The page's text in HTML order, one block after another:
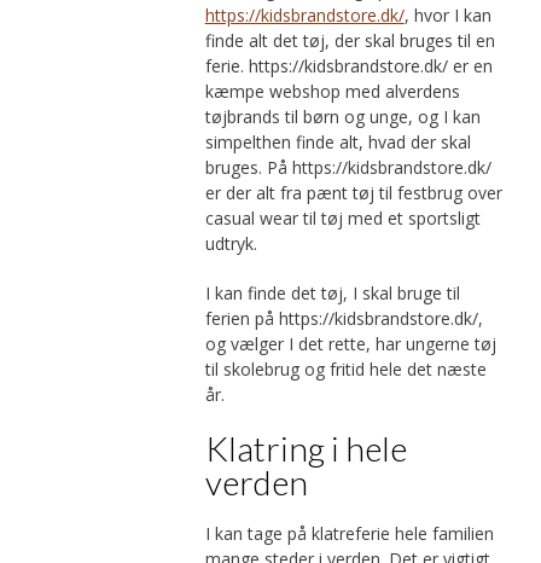
https://kidsbrandstore.dk/, hvor I kan
finde alt det tøj, der skal bruges til en
ferie. https://kidsbrandstore.dk/ er en
kæmpe webshop med alverdens
tøjbrands til børn og unge, og I kan
simpelthen finde alt, hvad der skal
bruges. På https://kidsbrandstore.dk/
er der alt fra pænt tøj til festbrug over
casual wear til tøj med et sportsligt
udtryk.
I kan finde det tøj, I skal bruge til
ferien på https://kidsbrandstore.dk/,
og vælger I det rette, har ungerne tøj
til skolebrug og fritid hele det næste
år.
Klatring i hele
verden
I kan tage på klatreferie hele familien